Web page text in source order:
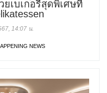
เบเกอรี่สุดพิเศษที่
14:07 น.
NEWS